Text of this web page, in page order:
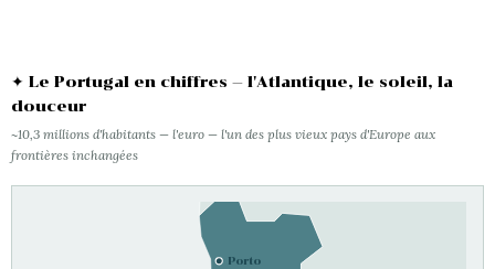
✦ Le Portugal en chiffres — l'Atlantique, le soleil, la
douceur
~10,3 millions d'habitants — l'euro — l'un des plus vieux pays d'Europe aux
frontières inchangées
Porto